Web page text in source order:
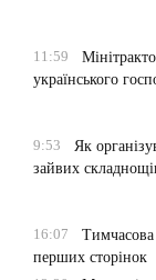
11:59
українського
9:53
Як
зайвих
16:07
перших сторінок